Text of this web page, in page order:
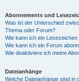
Abonnements und
Was ist der Unterschied
Thema oder Forum?
Wie kann ich ein
Wie kann ich ein Forum
Wie deaktiviere ich meine
Dateianhänge
Welche Dateianhänge sind in